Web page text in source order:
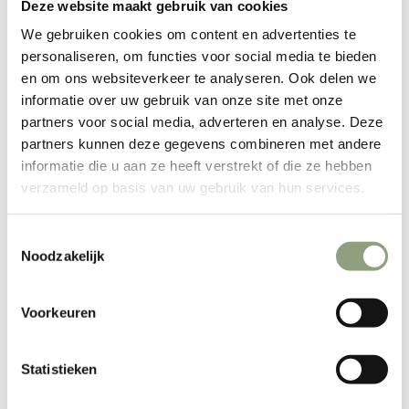
Deze website maakt gebruik van cookies
We gebruiken cookies om content en advertenties te
personaliseren, om functies voor social media te bieden
en om ons websiteverkeer te analyseren. Ook delen we
informatie over uw gebruik van onze site met onze
partners voor social media, adverteren en analyse. Deze
partners kunnen deze gegevens combineren met andere
informatie die u aan ze heeft verstrekt of die ze hebben
verzameld op basis van uw gebruik van hun services.
Noodzakelijk
Voorkeuren
Statistieken
Dompelwaterdicht: IPx7 classificatie
Watercirculatie
Temperatuurbereik 35 tot 95 graden
Celcius Bereidingstijd instelbaar tot 99 uur
Tiptouch bediening Akoestische signalering
Ontkalkingsherinnering na iedere 60 gebruiksuren
Certificering: CE, GS Specificaties (algemeen)
Vacuümapparaat, WM-2005-EC Slim,
Zwart Inclusief een set van 50 medium en
een set van 450 small vacume zakken!